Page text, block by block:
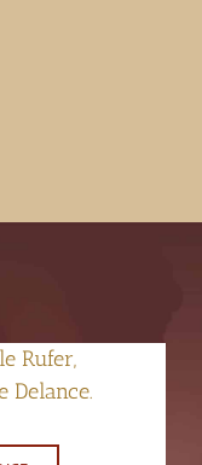
Rufer,
Delance.